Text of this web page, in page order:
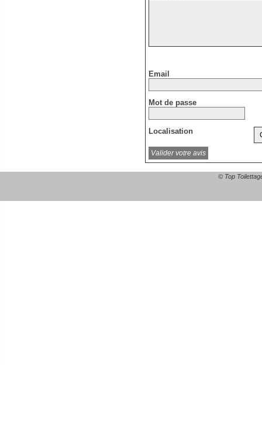
Email
Mot de passe
Localisation
© Top